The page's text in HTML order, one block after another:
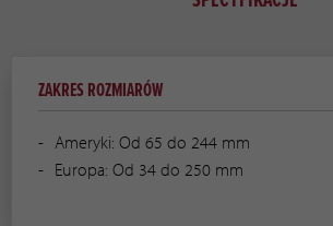
ZAKRES ROZMIARÓW
Ameryki: Od 65 do 244 mm
Europa: Od 34 do 250 mm